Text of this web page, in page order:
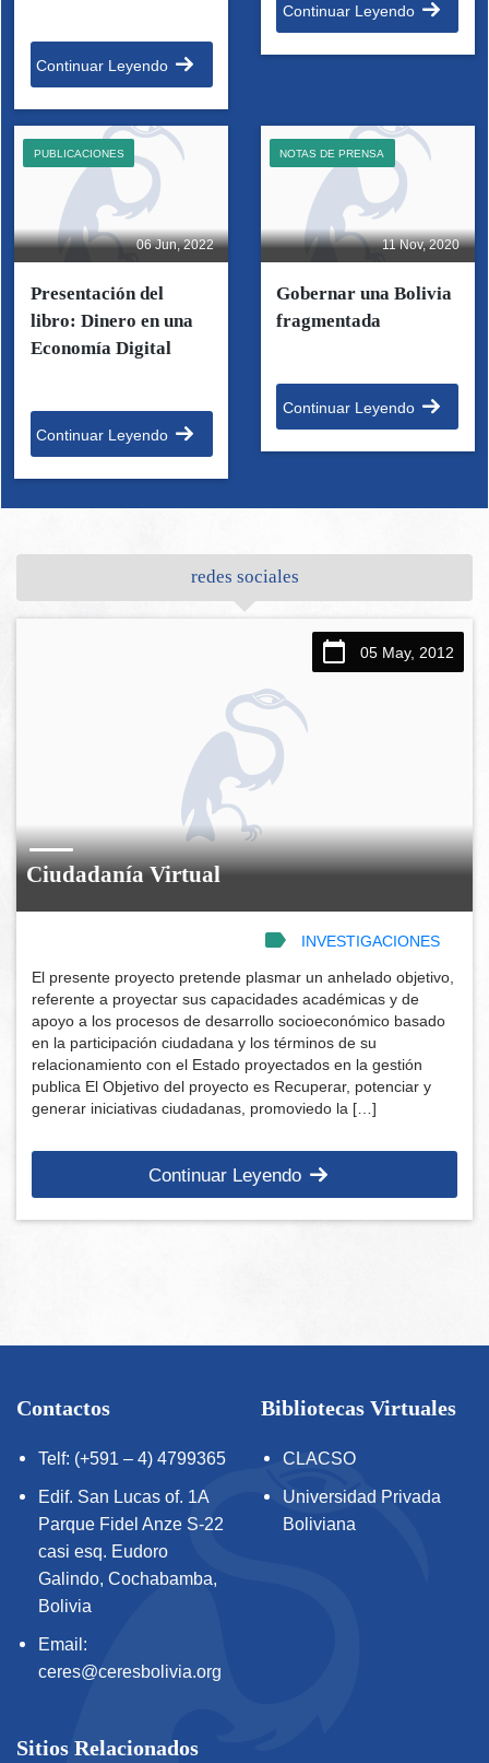
Continuar Leyendo
Continuar Leyendo
06 Jun, 2022
PUBLICACIONES
Presentación del
libro: Dinero en una
Economía Digital
Continuar Leyendo
11 Nov, 2020
NOTAS DE PRENSA
Gobernar una Bolivia
fragmentada
Continuar Leyendo
redes sociales
05 May, 2012
Ciudadanía Virtual
INVESTIGACIONES
El presente proyecto pretende plasmar un anhelado objetivo,
referente a proyectar sus capacidades académicas y de
apoyo a los procesos de desarrollo socioeconómico basado
en la participación ciudadana y los términos de su
relacionamiento con el Estado proyectados en la gestión
publica El Objetivo del proyecto es Recuperar, potenciar y
generar iniciativas ciudadanas, promoviedo la […]
Continuar Leyendo
Contactos
Telf: (+591 – 4) 4799365
Edif. San Lucas of. 1A
Parque Fidel Anze S-22
casi esq. Eudoro
Galindo, Cochabamba,
Bolivia
Email:
ceres@ceresbolivia.org
Bibliotecas Virtuales
CLACSO
Universidad Privada
Boliviana
Sitios Relacionados